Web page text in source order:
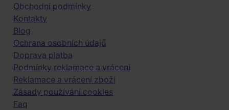
Obchodní podmínky
Kontakty
Blog
Ochrana osobních údajů
Doprava platba
Podmínky reklamace a vrácení
Reklamace a vrácení zboží
Zásady používání cookies
Faq